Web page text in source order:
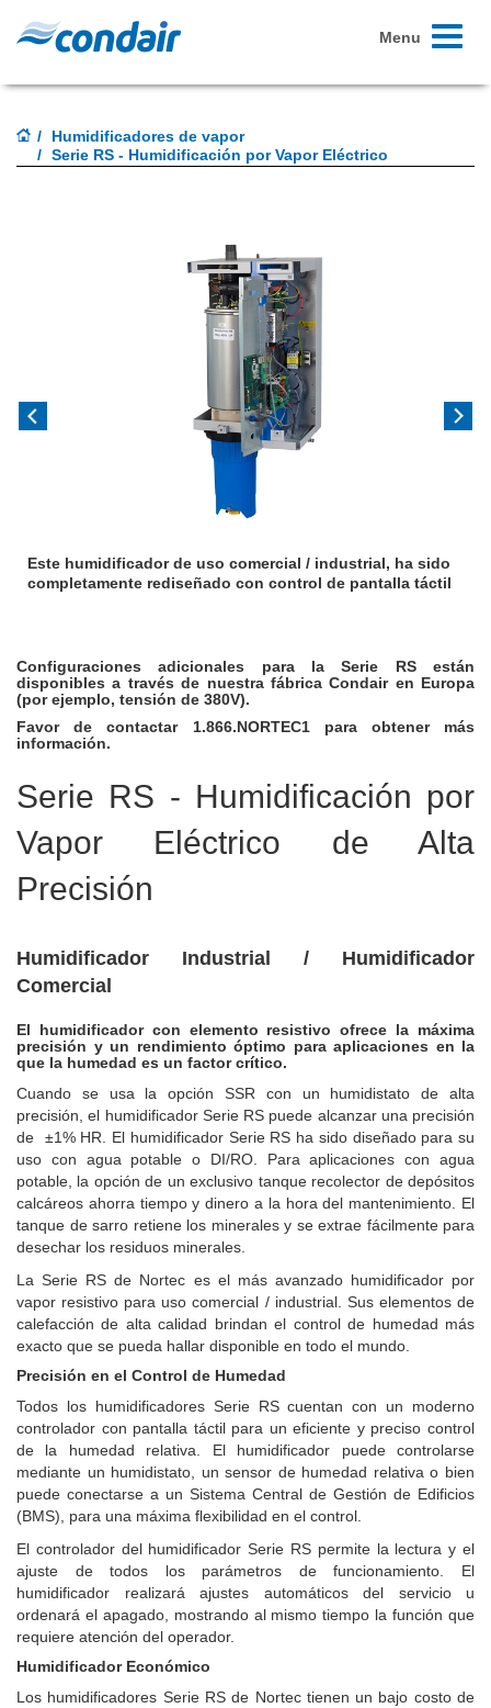
Toggle
Menu
Humidificadores de vapor
Serie RS - Humidificación por Vapor Eléctrico
Este humidificador de uso comercial / industrial, ha sido
completamente rediseñado con control de pantalla táctil
Configuraciones adicionales para la Serie RS están
disponibles a través de nuestra fábrica Condair en Europa
(por ejemplo, tensión de 380V).
Favor de contactar 1.866.NORTEC1 para obtener más
información.
Serie RS - Humidificación por
Vapor Eléctrico de Alta
Precisión
Humidificador Industrial / Humidificador
Comercial
El humidificador con elemento resistivo ofrece la máxima
precisión y un rendimiento óptimo para aplicaciones en la
que la humedad es un factor crítico.
Cuando se usa la opción SSR con un humidistato de alta
precisión, el humidificador Serie RS puede alcanzar una precisión
de ±1% HR. El humidificador Serie RS ha sido diseñado para su
uso con agua potable o DI/RO. Para aplicaciones con agua
potable, la opción de un exclusivo tanque recolector de depósitos
calcáreos ahorra tiempo y dinero a la hora del mantenimiento. El
tanque de sarro retiene los minerales y se extrae fácilmente para
desechar los residuos minerales.
La Serie RS de Nortec es el más avanzado humidificador por
vapor resistivo para uso comercial / industrial. Sus elementos de
calefacción de alta calidad brindan el control de humedad más
exacto que se pueda hallar disponible en todo el mundo.
Precisión en el Control de Humedad
Todos los humidificadores Serie RS cuentan con un moderno
controlador con pantalla táctil para un eficiente y preciso control
de la humedad relativa. El humidificador puede controlarse
mediante un humidistato, un sensor de humedad relativa o bien
puede conectarse a un Sistema Central de Gestión de Edificios
(BMS), para una máxima flexibilidad en el control.
El controlador del humidificador Serie RS permite la lectura y el
ajuste de todos los parámetros de funcionamiento. El
humidificador realizará ajustes automáticos del servicio u
ordenará el apagado, mostrando al mismo tiempo la función que
requiere atención del operador.
Humidificador Económico
Los humidificadores Serie RS de Nortec tienen un bajo costo de